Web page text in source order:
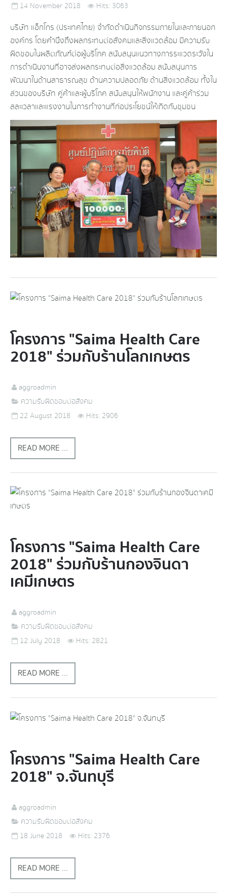
14 November 2018
Hits: 3063
บริษัท แอ็กโกร (ประเทศไทย) จำกัด ดำเนินกิจกรรมภายในและภายนอก
องค์กร โดยคำนึงถึงผลกระทบต่อสังคมและสิ่งแวดล้อม มีความรับ
ผิดชอบในผลิตภัณฑ์ต่อผู้บริโภค สนับสนุนแนวทางการระแวดระวังใน
การดำเนินงานที่อาจส่งผลกระทบต่อสิ่งแวดล้อม สนับสนุนการ
พัฒนาในด้านสาธารณสุข ด้านความปลอดภัย ด้านสิ่งแวดล้อม ทั้งใน
ส่วนของบริษัท คู่ค้าและผู้บริโภค สนับสนุนให้พนักงาน และคู่ค้าร่วม
สละเวลาและแรงงานในการทำงานที่ก่อประโยชน์ให้เกิดกับชุมชน
โครงการ "Saima Health Care
2018" ร่วมกับร้านโลกเกษตร
aggroadmin
ความรับผิดชอบต่อสังคม
22 August 2018
Hits: 2906
READ MORE ...
โครงการ "Saima Health Care
2018" ร่วมกับร้านกองจินดา
เคมีเกษตร
aggroadmin
ความรับผิดชอบต่อสังคม
12 July 2018
Hits: 2821
READ MORE ...
โครงการ "Saima Health Care
2018" จ.จันทบุรี
aggroadmin
ความรับผิดชอบต่อสังคม
18 June 2018
Hits: 2376
READ MORE ...